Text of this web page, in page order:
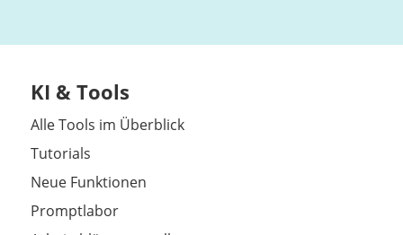
KI & Tools
Alle Tools im Überblick
Tutorials
Neue Funktionen
Promptlabor